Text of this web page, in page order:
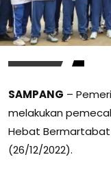
SAMPANG –
melakukan
Hebat Bermartabat
(26/12/2022).